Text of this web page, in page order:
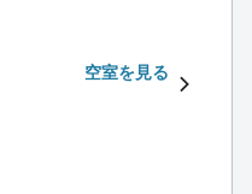
空室を見る